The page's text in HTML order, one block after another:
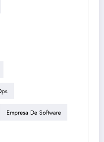
Empresa De Software